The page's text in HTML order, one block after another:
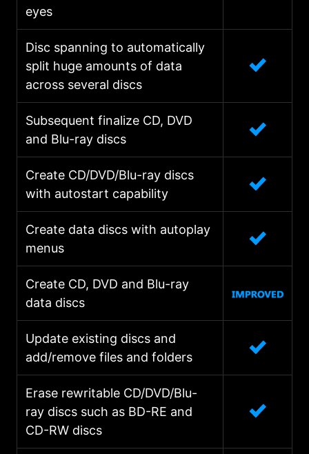
eyes
Disc spanning to automatically
split huge amounts of data
across several discs
Subsequent finalize CD, DVD
and Blu-ray discs
Create CD/DVD/Blu-ray discs
with autostart capability
Create data discs with autoplay
menus
Create CD, DVD and Blu-ray
data discs
Update existing discs and
add/remove files and folders
Erase rewritable CD/DVD/Blu-
ray discs such as BD-RE and
CD-RW discs